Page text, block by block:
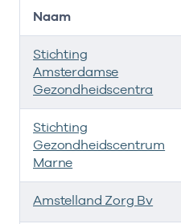
Naam
Stichting
Amsterdamse
Gezondheidscentra
Stichting
Gezondheidscentrum
Marne
Amstelland Zorg Bv